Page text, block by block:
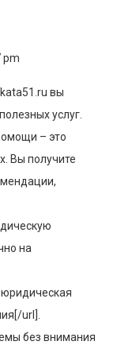
pm
вы
услуг.
– это
Вы получите
на
url].
без внимания